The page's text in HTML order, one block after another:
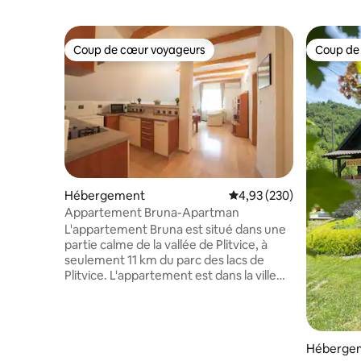
Coup de cœur voyageurs
Coup de cœur voyageurs
Hébergement Évaluation moyenne
4,93 (230)
Appartement Bruna-Apartman
L'appartement Bruna est situé dans une
partie calme de la vallée de Plitvice, à
seulement 11 km du parc des lacs de
Plitvice. L'appartement est dans la ville
Coup
Coup